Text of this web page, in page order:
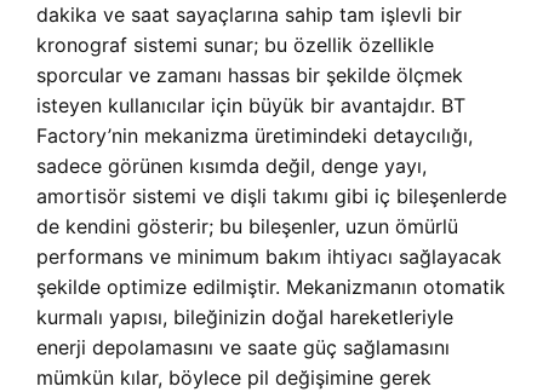
dakika ve saat sayaçlarına sahip tam işlevli bir
kronograf sistemi sunar; bu özellik özellikle
sporcular ve zamanı hassas bir şekilde ölçmek
isteyen kullanıcılar için büyük bir avantajdır. BT
Factory’nin mekanizma üretimindeki detaycılığı,
sadece görünen kısımda değil, denge yayı,
amortisör sistemi ve dişli takımı gibi iç bileşenlerde
de kendini gösterir; bu bileşenler, uzun ömürlü
performans ve minimum bakım ihtiyacı sağlayacak
şekilde optimize edilmiştir. Mekanizmanın otomatik
kurmalı yapısı, bileğinizin doğal hareketleriyle
enerji depolamasını ve saate güç sağlamasını
mümkün kılar, böylece pil değişimine gerek